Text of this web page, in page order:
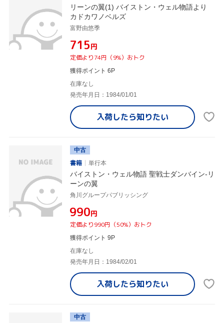
リーンの翼(1) バイストン・ウェル物語より
カドカワノベルズ
富野由悠季
¥715円
定価より74円（9%）おトク
獲得ポイント 6P
在庫なし
発売年月日：1984/01/01
入荷したら知りたい
中古
書籍
単行本
バイストン・ウェル物語 聖戦士ダンバイン-リ
ーンの翼
角川グループパブリッシング
¥990円
定価より990円（50%）おトク
獲得ポイント 9P
在庫なし
発売年月日：1984/02/01
入荷したら知りたい
中古